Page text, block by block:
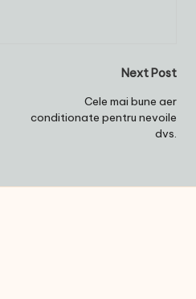
Next Post
Cele mai bune aer
conditionate pentru nevoile
dvs.